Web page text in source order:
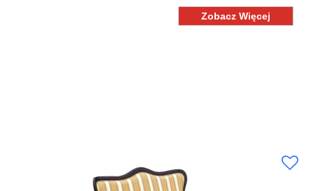
Zobacz Więcej